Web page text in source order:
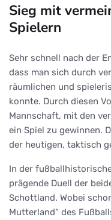
Sieg mit
Spielern
Sehr schnell nach der
dass man sich durch
räumlichen und
konnte. Durch diesen
Mannschaft, mit den
ein Spiel zu gewinnen.
der heutigen, taktisch
In der
prägende Duell der
Schottland. Wobei
Mutterland“ des